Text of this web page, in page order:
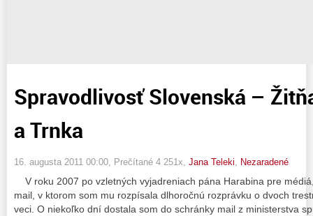
Spravodlivosť Slovenská –
a Trnka
16. augusta 2011 00:00 , Prečítané 4 251x, Jana Teleki Nezaradené
V roku 2007 po vzletných vyjadreniach pána Harabina pre
mail, v ktorom som mu rozpísala dlhoročnú rozprávku o dvoch
veci. O niekoľko dní dostala som do schránky mail z ministerstva